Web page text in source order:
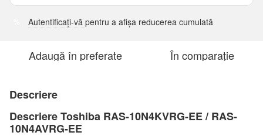
Autentificați-vă pentru a afișa reducerea cumulată
Adaugă în preferate În comparație
Descriere
Descriere Toshiba RAS-10N4KVRG-EE / RAS-
10N4AVRG-EE